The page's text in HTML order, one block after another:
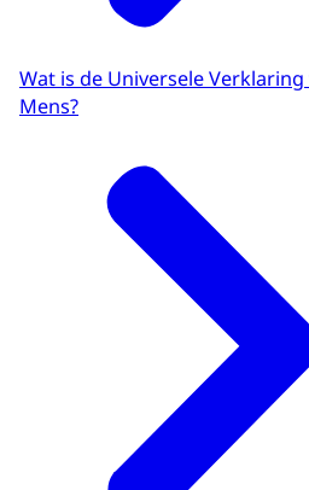
Wat is de Universele
Mens?